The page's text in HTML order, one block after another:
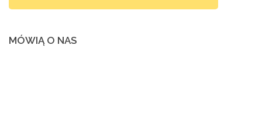
MÓWIĄ O NAS